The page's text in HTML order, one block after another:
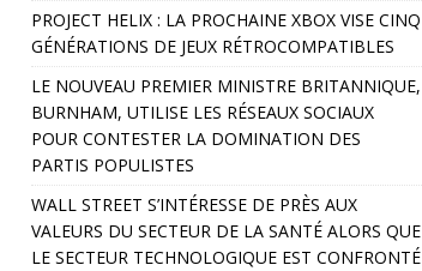
PROJECT HELIX : LA PROCHAINE XBOX VISE CINQ
GÉNÉRATIONS DE JEUX RÉTROCOMPATIBLES
LE NOUVEAU PREMIER MINISTRE BRITANNIQUE,
BURNHAM, UTILISE LES RÉSEAUX SOCIAUX
POUR CONTESTER LA DOMINATION DES
PARTIS POPULISTES
WALL STREET S’INTÉRESSE DE PRÈS AUX
VALEURS DU SECTEUR DE LA SANTÉ ALORS QUE
LE SECTEUR TECHNOLOGIQUE EST CONFRONTÉ